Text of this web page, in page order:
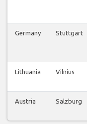
Germany Stuttgart
Lithuania Vilnius
Austria Salzburg